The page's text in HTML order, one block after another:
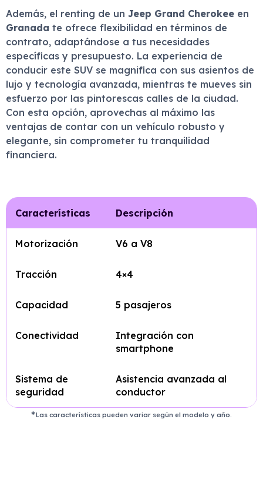
Además, el renting de un Jeep Grand Cherokee en
Granada te ofrece flexibilidad en términos de
contrato, adaptándose a tus necesidades
específicas y presupuesto. La experiencia de
conducir este SUV se magnifica con sus asientos de
lujo y tecnología avanzada, mientras te mueves sin
esfuerzo por las pintorescas calles de la ciudad.
Con esta opción, aprovechas al máximo las
ventajas de contar con un vehículo robusto y
elegante, sin comprometer tu tranquilidad
financiera.
Características Descripción
Motorización V6 a V8
Tracción 4×4
Capacidad 5 pasajeros
Conectividad
Integración con
smartphone
Sistema de
seguridad
Asistencia avanzada al
conductor
Las características pueden variar según el modelo y año.